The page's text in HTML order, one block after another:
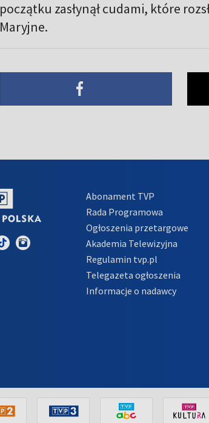
początku zasłynął cudami, które
Maryjne.
Abonament TVP
Rada Programowa
Ogłoszenia przetargowe
Akademia Telewizyjna
Regulamin tvp.pl
Telegazeta ogłoszenia
Informacje o nadawcy